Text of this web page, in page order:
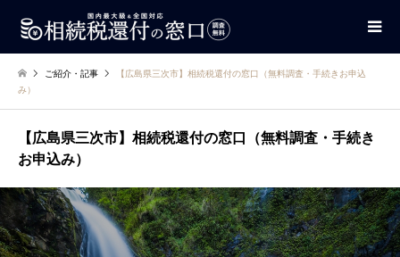
ご紹介・記事
【広島県三次市】相続税還付の窓口（無料調査・手続きお申込
み）
【広島県三次市】相続税還付の窓口（無料調査・手続き
お申込み）